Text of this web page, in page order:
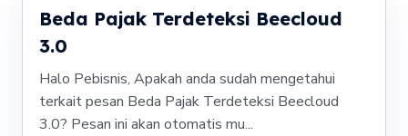
Beda Pajak Terdeteksi Beecloud
3.0
Halo Pebisnis, Apakah anda sudah mengetahui
terkait pesan Beda Pajak Terdeteksi Beecloud
3.0? Pesan ini akan otomatis mu...